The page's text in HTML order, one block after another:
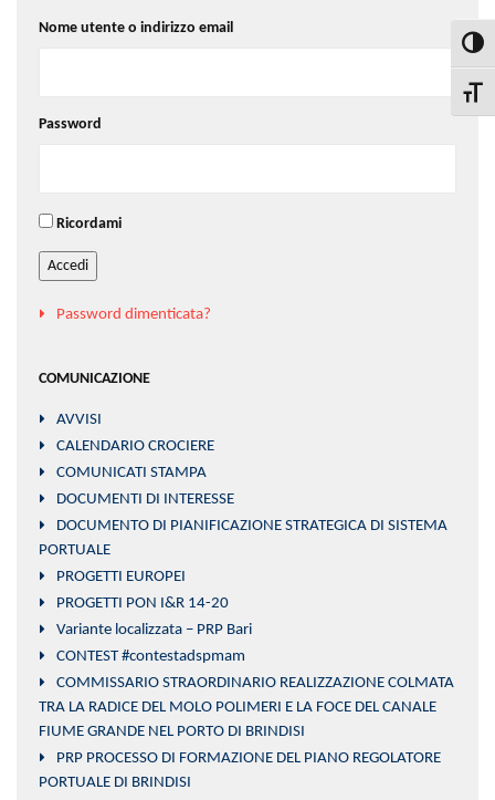
Nome utente o indirizzo email
Password
Ricordami
Accedi
Password dimenticata?
COMUNICAZIONE
AVVISI
CALENDARIO CROCIERE
COMUNICATI STAMPA
DOCUMENTI DI INTERESSE
DOCUMENTO DI PIANIFICAZIONE STRATEGICA DI SISTEMA
PORTUALE
PROGETTI EUROPEI
PROGETTI PON I&R 14-20
Variante localizzata – PRP Bari
CONTEST #contestadspmam
COMMISSARIO STRAORDINARIO REALIZZAZIONE COLMATA
TRA LA RADICE DEL MOLO POLIMERI E LA FOCE DEL CANALE
FIUME GRANDE NEL PORTO DI BRINDISI
PRP PROCESSO DI FORMAZIONE DEL PIANO REGOLATORE
PORTUALE DI BRINDISI